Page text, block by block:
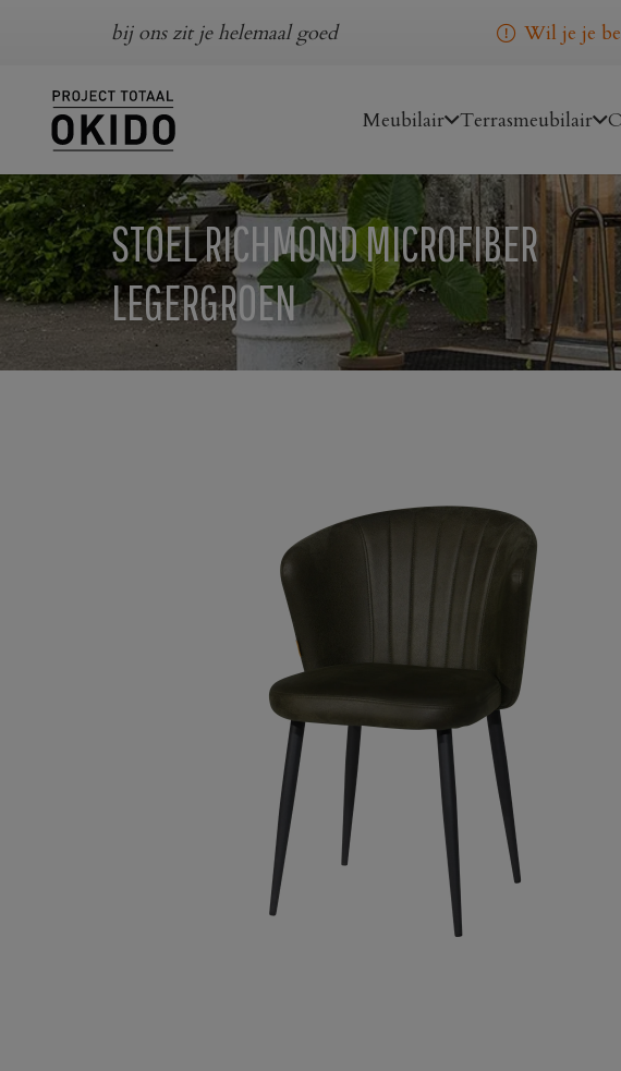
bij ons zit je helemaal goed Wil je je
Meubilair Terrasmeubilair
STOEL RICHMOND MICROFIBER
LEGERGROEN